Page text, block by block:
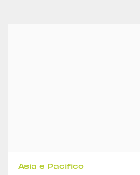
Asia e Pacifico